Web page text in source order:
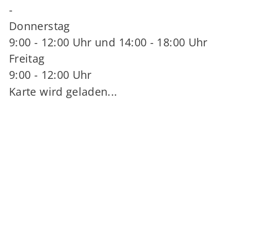
-
Donnerstag
9:00 - 12:00 Uhr und 14:00 - 18:00 Uhr
Freitag
9:00 - 12:00 Uhr
Karte wird geladen...